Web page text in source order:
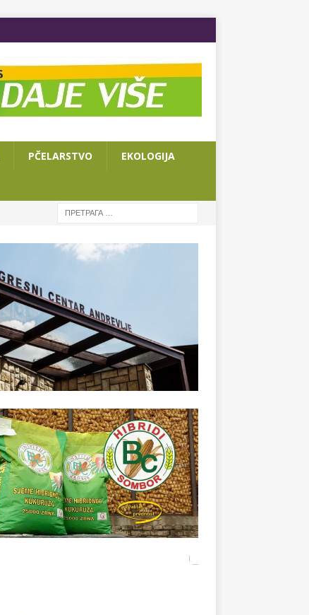
PČELARSTVO EKOLOGIJA